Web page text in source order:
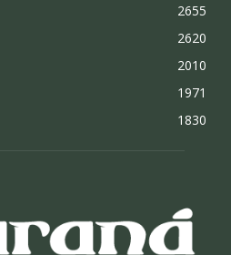
2655
2620
2010
1971
1830